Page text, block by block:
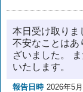
本日受け取りま
不安なことはあ
ざいました。
いたします。
報告日時 2026年5